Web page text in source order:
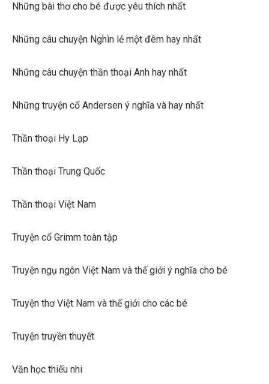
Những bài thơ cho bé được yêu thích nhất
Những câu chuyện Nghìn lẻ một đêm hay nhất
Những câu chuyện thần thoại Anh hay nhất
Những truyện cổ Andersen ý nghĩa và hay nhất
Thần thoại Hy Lạp
Thần thoại Trung Quốc
Thần thoại Việt Nam
Truyện cổ Grimm toàn tập
Truyện ngụ ngôn Việt Nam và thế giới ý nghĩa cho bé
Truyện thơ Việt Nam và thế giới cho các bé
Truyện truyền thuyết
Văn học thiếu nhi